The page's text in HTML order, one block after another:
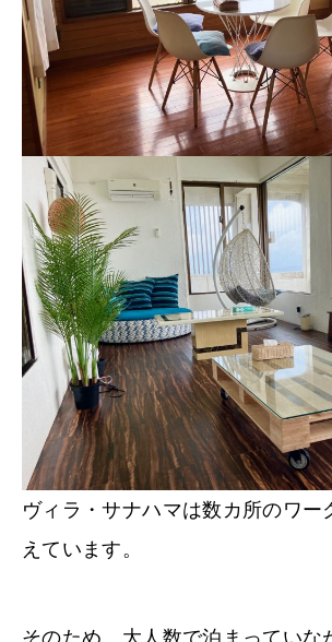
ヴィラ・サナハマは数カ所のワー
えています。